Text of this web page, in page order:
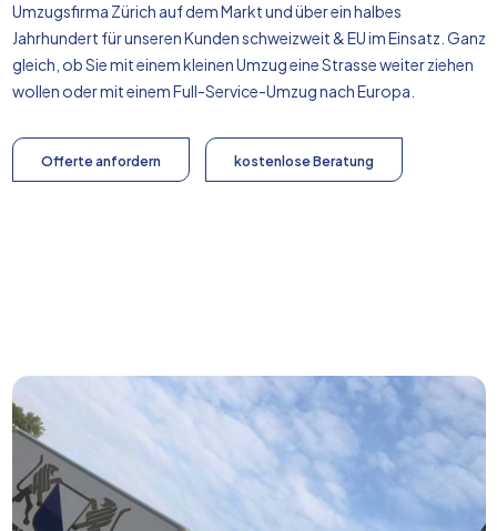
Umzugsfirma Zürich auf dem Markt und über ein halbes
Jahrhundert für unseren Kunden schweizweit & EU im Einsatz. Ganz
gleich, ob Sie mit einem kleinen Umzug eine Strasse weiter ziehen
wollen oder mit einem Full-Service-Umzug nachEuropa
Offerte anfordern kostenlose Beratung